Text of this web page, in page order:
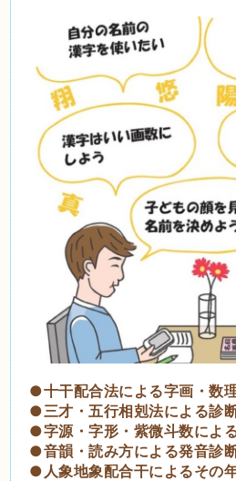
●十干配合法による字画・数理
●三才・五行相剋法による診断
●字源・字形・紫微斗数による
●音韻・読み方による発音診断
●人象地象配合干によるその